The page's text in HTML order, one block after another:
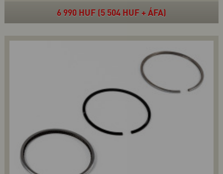
6 990 HUF (5 504 HUF + ÁFA)